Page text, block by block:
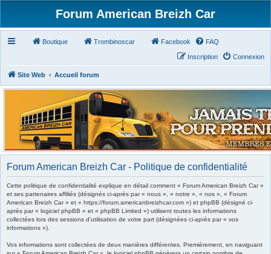
Forum American Breizh Car
Boutique Trombinoscar Facebook FAQ
Connexion
Inscription
Site Web Accueil forum
Forum American Breizh Car - Politique de confidentialité
Cette politique de confidentialité explique en détail comment « Forum American Breizh Car »
et ses partenaires affiliés (désignés ci-après par « nous », « notre », « nos », « Forum
American Breizh Car » et « https://forum.americanbreizhcar.com ») et phpBB (désigné ci-
après par « logiciel phpBB » et « phpBB Limited ») utilisent toutes les informations
collectées lors des sessions d’utilisation de votre part (désignées ci-après par « vos
informations »).
Vos informations sont collectées de deux manières différentes. Premièrement, en naviguant